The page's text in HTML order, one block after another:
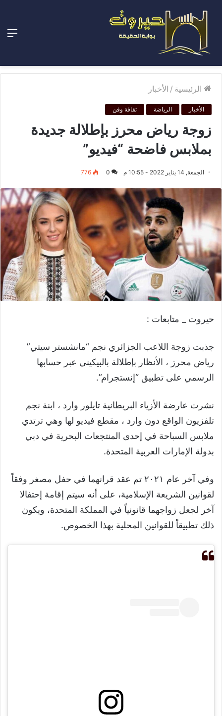
الرئيسية / الأخبار
الأخبار الرياضة ثقافة وفن
زوجة رياض محرز بإطلالة جديدة
بملابس فاضحة “فيديو”
الجمعة, 14 يناير 2022 - 10:55 م 0
776
حيروت _ متابعات :
جذبت زوجة اللاعب الجزائري نجم “مانشستر سيتي”
رياض محرز ، الأنظار بإطلالة بالبيكيني عبر حسابها
الرسمي على تطبيق “إنستجرام”.
نشرت عارضة الأزياء البريطانية تايلور وارد ، ابنة نجم
تلفزيون الواقع دون وارد ، مقطع فيديو لها وهي ترتدي
ملابس السباحة في إحدى المنتجعات البحرية في دبي
بدولة الإمارات العربية المتحدة.
وفي آخر عام ٢٠٢١ تم عقد قرانهما في حفل مصغر وفقاً
لقوانين الشريعة الإسلامية، على أنه سيتم إقامة إحتفالا
آخر لجعل زواجهما قانونياً في المملكة المتحدة، ويكون
ذلك تطبيقاً للقوانين المحلية بهذا الخصوص.